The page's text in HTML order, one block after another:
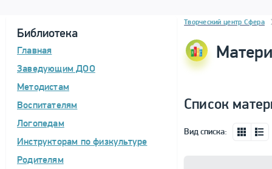
Библиотека
Главная
Заведующим ДОО
Методистам
Воспитателям
Логопедам
Инструкторам по физкультуре
Родителям
Блок новостей
Творческий центр Сфера
Список
Вид списка: